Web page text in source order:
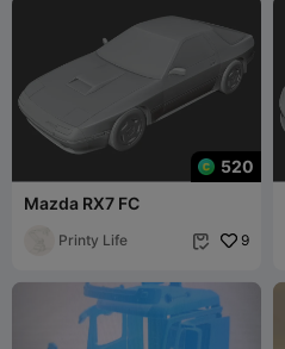
520
Mazda RX7 FC
Printy Life  9